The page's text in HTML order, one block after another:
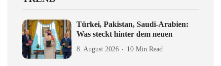
Türkei, Pakistan, Saudi-Arabien:
Was steckt hinter dem neuen
8. August 2026 10 Min Read